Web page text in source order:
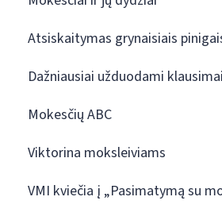
Atsiskaitymas grynaisiais
Dažniausiai užduodami klausimai
Mokesčių ABC
Viktorina moksleiviams
VMI kviečia į „Pasimatymą su